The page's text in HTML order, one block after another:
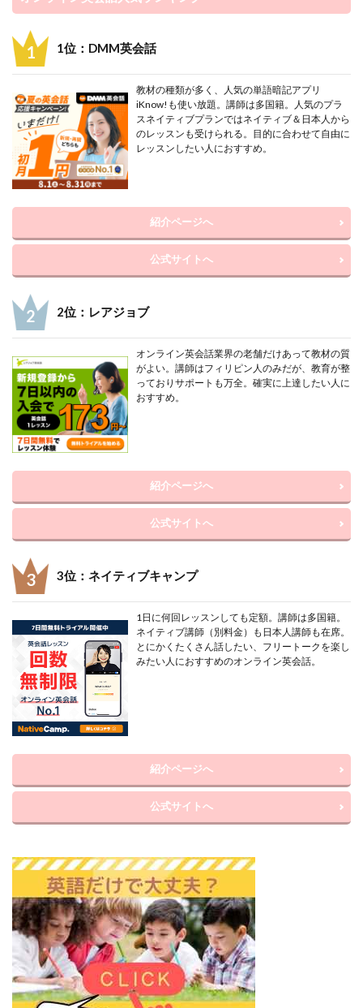
1位：DMM英会話
教材の種類が多く、人気の単語暗記アプリ
iKnow!も使い放題。講師は多国籍。人気のプラ
スネイティブプランではネイティブ＆日本人から
のレッスンも受けられる。目的に合わせて自由に
レッスンしたい人におすすめ。
紹介ページへ
公式サイトへ
2位：レアジョブ
オンライン英会話業界の老舗だけあって教材の質
がよい。講師はフィリピン人のみだが、教育が整
っておりサポートも万全。確実に上達したい人に
おすすめ。
紹介ページへ
公式サイトへ
3位：ネイティブキャンプ
1日に何回レッスンしても定額。講師は多国籍。
ネイティブ講師（別料金）も日本人講師も在席。
とにかくたくさん話したい、フリートークを楽し
みたい人におすすめのオンライン英会話。
紹介ページへ
公式サイトへ